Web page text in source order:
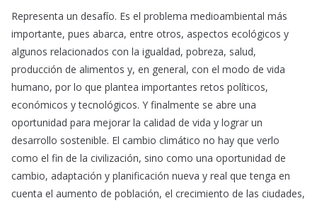
Representa un desafío. Es el problema medioambiental más
importante, pues abarca, entre otros, aspectos ecológicos y
algunos relacionados con la igualdad, pobreza, salud,
producción de alimentos y, en general, con el modo de vida
humano, por lo que plantea importantes retos políticos,
económicos y tecnológicos. Y finalmente se abre una
oportunidad para mejorar la calidad de vida y lograr un
desarrollo sostenible. El cambio climático no hay que verlo
como el fin de la civilización, sino como una oportunidad de
cambio, adaptación y planificación nueva y real que tenga en
cuenta el aumento de población, el crecimiento de las ciudades,